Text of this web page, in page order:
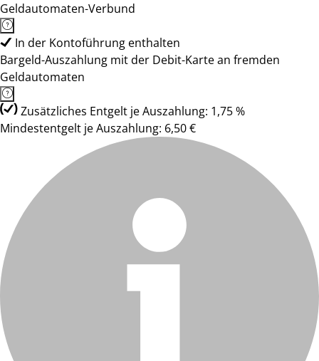
Geldautomaten-Verbund
In der Kontoführung enthalten
Bargeld-Auszahlung mit der Debit-Karte an fremden
Geldautomaten
Zusätzliches Entgelt je Auszahlung: 1,75 %
Mindestentgelt je Auszahlung: 6,50 €